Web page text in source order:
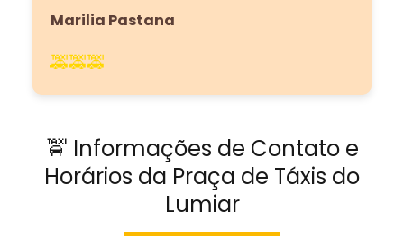
Marilia Pastana
🚕🚕🚕
🚖 Informações de Contato e
Horários da Praça de Táxis do
Lumiar